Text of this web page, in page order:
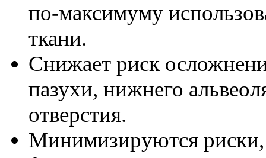
по-максимуму
ткани.
Снижает риск
пазухи, нижнего
отверстия.
Минимизируются риски,